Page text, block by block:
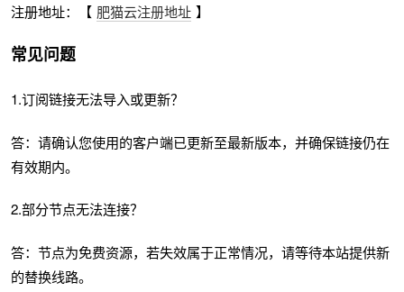
注册地址：【 肥猫云注册地址 】
常见问题
1.订阅链接无法导入或更新？
答：请确认您使用的客户端已更新至最新版本，并确保链接仍在
有效期内。
2.部分节点无法连接？
答：节点为免费资源，若失效属于正常情况，请等待本站提供新
的替换线路。